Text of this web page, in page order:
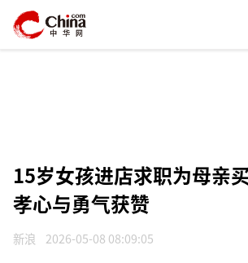
15岁女孩进店求职为母亲
孝心与勇气获赞
新浪 2026-05-08 08:09:05